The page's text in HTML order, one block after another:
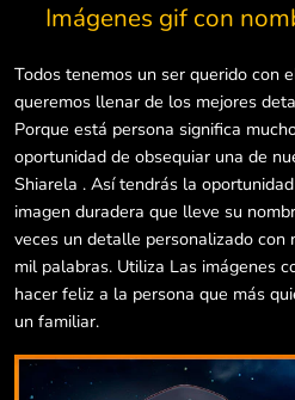
Imágenes gif con
Todos tenemos un ser querido con
queremos llenar de los mejores
Porque está persona significa
oportunidad de obsequiar una de
Shiarela . Así tendrás la
imagen duradera que lleve su
veces un detalle personalizado con
mil palabras. Utiliza Las imágenes
hacer feliz a la persona que más
un familiar.